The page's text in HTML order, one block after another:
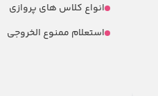
انواع کلاس های پروازی
استعلام ممنوع الخروجی